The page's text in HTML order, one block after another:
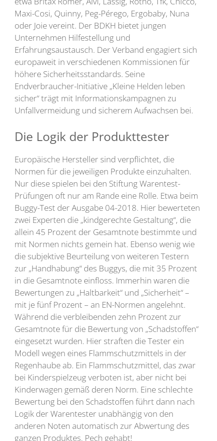
Maxi-Cosi, Quinny, Peg-Pérego, Ergobaby, Nuna
oder Joie vereint. Der BDKH bietet jungen
Unternehmen Hilfestellung und
Erfahrungsaustausch. Der Verband engagiert sich
europaweit in verschiedenen Kommissionen für
höhere Sicherheitsstandards. Seine
Endverbraucher-Initiative „Kleine Helden leben
sicher“ trägt mit Informationskampagnen zu
Unfallvermeidung und sicherem Aufwachsen bei.
Die Logik der Produkttester
Europäische Hersteller sind verpflichtet, die
Normen für die jeweiligen Produkte einzuhalten.
Nur diese spielen bei den Stiftung Warentest-
Prüfungen oft nur am Rande eine Rolle. Etwa beim
Buggy-Test der Ausgabe 04-2018. Hier bewerteten
zwei Experten die „kindgerechte Gestaltung“, die
allein 45 Prozent der Gesamtnote bestimmte und
mit Normen nichts gemein hat. Ebenso wenig wie
die subjektive Beurteilung von weiteren Testern
zur „Handhabung“ des Buggys, die mit 35 Prozent
in die Gesamtnote einfloss. Immerhin waren die
Bewertungen zu „Haltbarkeit“ und „Sicherheit“ –
mit je fünf Prozent – an EN-Normen angelehnt.
Während die verbleibenden zehn Prozent zur
Gesamtnote für die Bewertung von „Schadstoffen“
eingesetzt wurden. Hier straften die Tester ein
Modell wegen eines Flammschutzmittels in der
Regenhaube ab. Ein Flammschutzmittel, das zwar
bei Kinderspielzeug verboten ist, aber nicht bei
Kinderwagen gemäß deren Norm. Eine schlechte
Bewertung bei den Schadstoffen führt dann nach
Logik der Warentester unabhängig von den
anderen Noten automatisch zur Abwertung des
ganzen Produktes. Pech gehabt!